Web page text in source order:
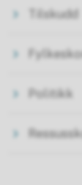
Tilskudd
Politikk